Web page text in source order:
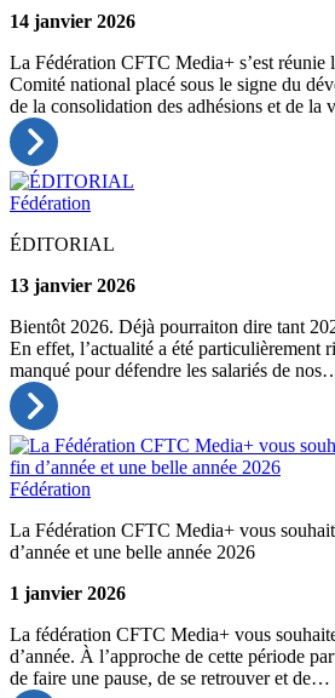
14 janvier 2026
La Fédération CFTC Media+ s’est réunie
Comité national placé sous le signe du
de la consolidation des adhésions et de
Fédération
ÉDITORIAL
13 janvier 2026
Bientôt 2026. Déjà pourraiton dire tant
En effet, l’actualité a été particulièrement
manqué pour défendre les salariés de
Fédération
La Fédération CFTC Media+ vous
d’année et une belle année 2026
1 janvier 2026
La fédération CFTC Media+ vous
d’année. À l’approche de cette période
de faire une pause, de se retrouver et de…